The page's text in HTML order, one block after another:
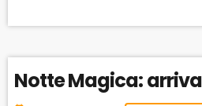
Notte Magica: